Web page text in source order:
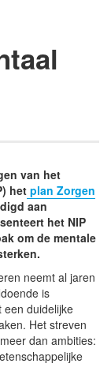
van het
het plan Zorgen
aan
het NIP
om de mentale
neemt al jaren
is
een duidelijke
Het streven
dan ambities: